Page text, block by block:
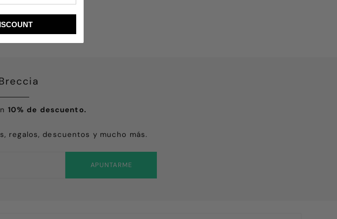
10% de descuento.
regalos, descuentos y mucho más.
APUNTARME